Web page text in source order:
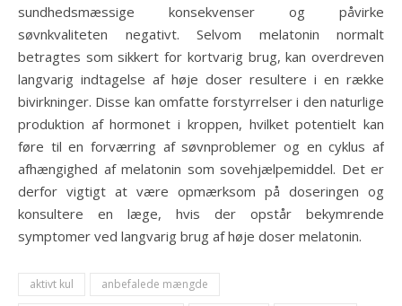
sundhedsmæssige konsekvenser og påvirke
søvnkvaliteten negativt. Selvom melatonin normalt
betragtes som sikkert for kortvarig brug, kan overdreven
langvarig indtagelse af høje doser resultere i en række
bivirkninger. Disse kan omfatte forstyrrelser i den naturlige
produktion af hormonet i kroppen, hvilket potentielt kan
føre til en forværring af søvnproblemer og en cyklus af
afhængighed af melatonin som sovehjælpemiddel. Det er
derfor vigtigt at være opmærksom på doseringen og
konsultere en læge, hvis der opstår bekymrende
symptomer ved langvarig brug af høje doser melatonin.
aktivt kul
anbefalede mængde